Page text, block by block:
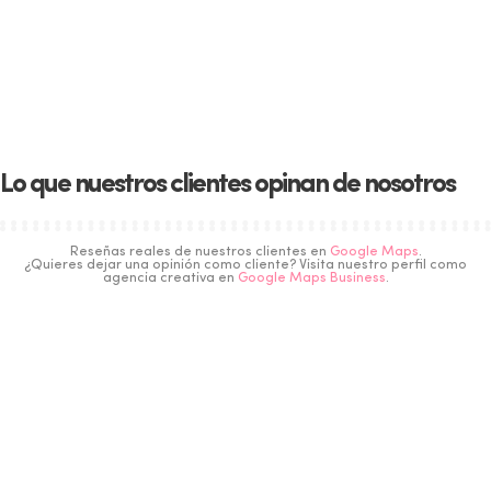
Lo que nuestros clientes opinan de nosotros
Reseñas reales de nuestros clientes en Google Maps.
¿Quieres dejar una opinión como cliente? Visita nuestro perfil como
agencia creativa en Google Maps Business.